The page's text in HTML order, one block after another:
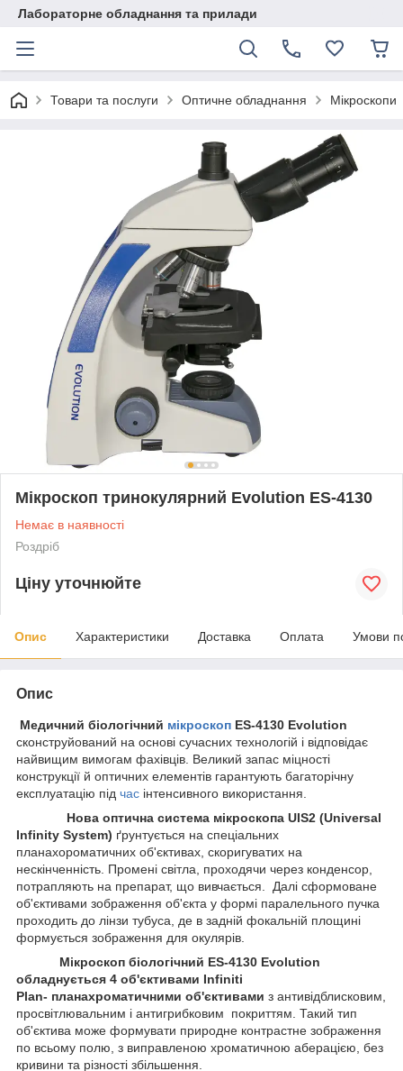
Лабораторне обладнання та прилади
Товари та послуги Оптичне обладнання Мікроскопи
Мікроскоп тринокулярний Evolution ES-4130
Немає в наявності
Роздріб
Ціну уточнюйте
Опис Характеристики Доставка Оплата Умови
Опис
Медичний біологічний мікроскоп ES-4130 Evolution
сконструйований на основі сучасних технологій і відповідає
найвищим вимогам фахівців. Великий запас міцності
конструкції й оптичних елементів гарантують багаторічну
експлуатацію під час інтенсивного використання.
Нова оптична система мікроскопа UIS2 (Universal
Infinity System) ґрунтується на спеціальних
планахороматичних об'єктивах, скоригуватих на
нескінченність. Промені світла, проходячи через конденсор,
потрапляють на препарат, що вивчається. Далі сформоване
об'єктивами зображення об'єкта у формі паралельного пучка
проходить до лінзи тубуса, де в задній фокальній площині
формується зображення для окулярів.
Мікроскоп біологічний ES-4130 Evolution
обладнується 4 об'єктивами Infiniti
Plan- планахроматичними об'єктивами з антивідблисковим,
просвітлювальним і антигрибковим покриттям. Такий тип
об'єктива може формувати природне контрастне зображення
по всьому полю, з виправленою хроматичною аберацією, без
кривини та різності збільшення.